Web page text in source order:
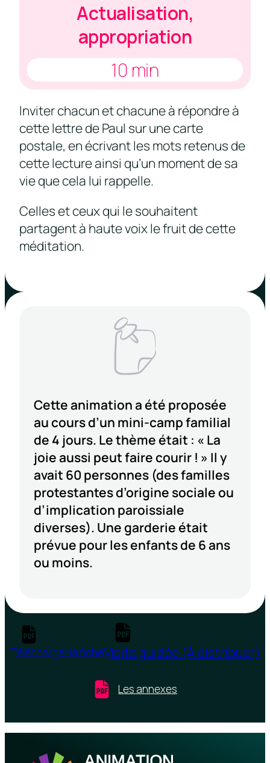
Actualisation,
appropriation
10 min
Inviter chacun et chacune à répondre à
cette lettre de Paul sur une carte
postale, en écrivant les mots retenus de
cette lecture ainsi qu’un moment de sa
vie que cela lui rappelle.
Celles et ceux qui le souhaitent
partagent à haute voix le fruit de cette
méditation.
Cette animation a été proposée
au cours d’un mini-camp familial
de 4 jours. Le thème était : « La
joie aussi peut faire courir ! » Il y
avait 60 personnes (des familles
protestantes d’origine sociale ou
d’implication paroissiale
diverses). Une garderie était
prévue pour les enfants de 6 ans
ou moins.
Télécharger la ficheVisite guidée (À distribuer)
Les annexes